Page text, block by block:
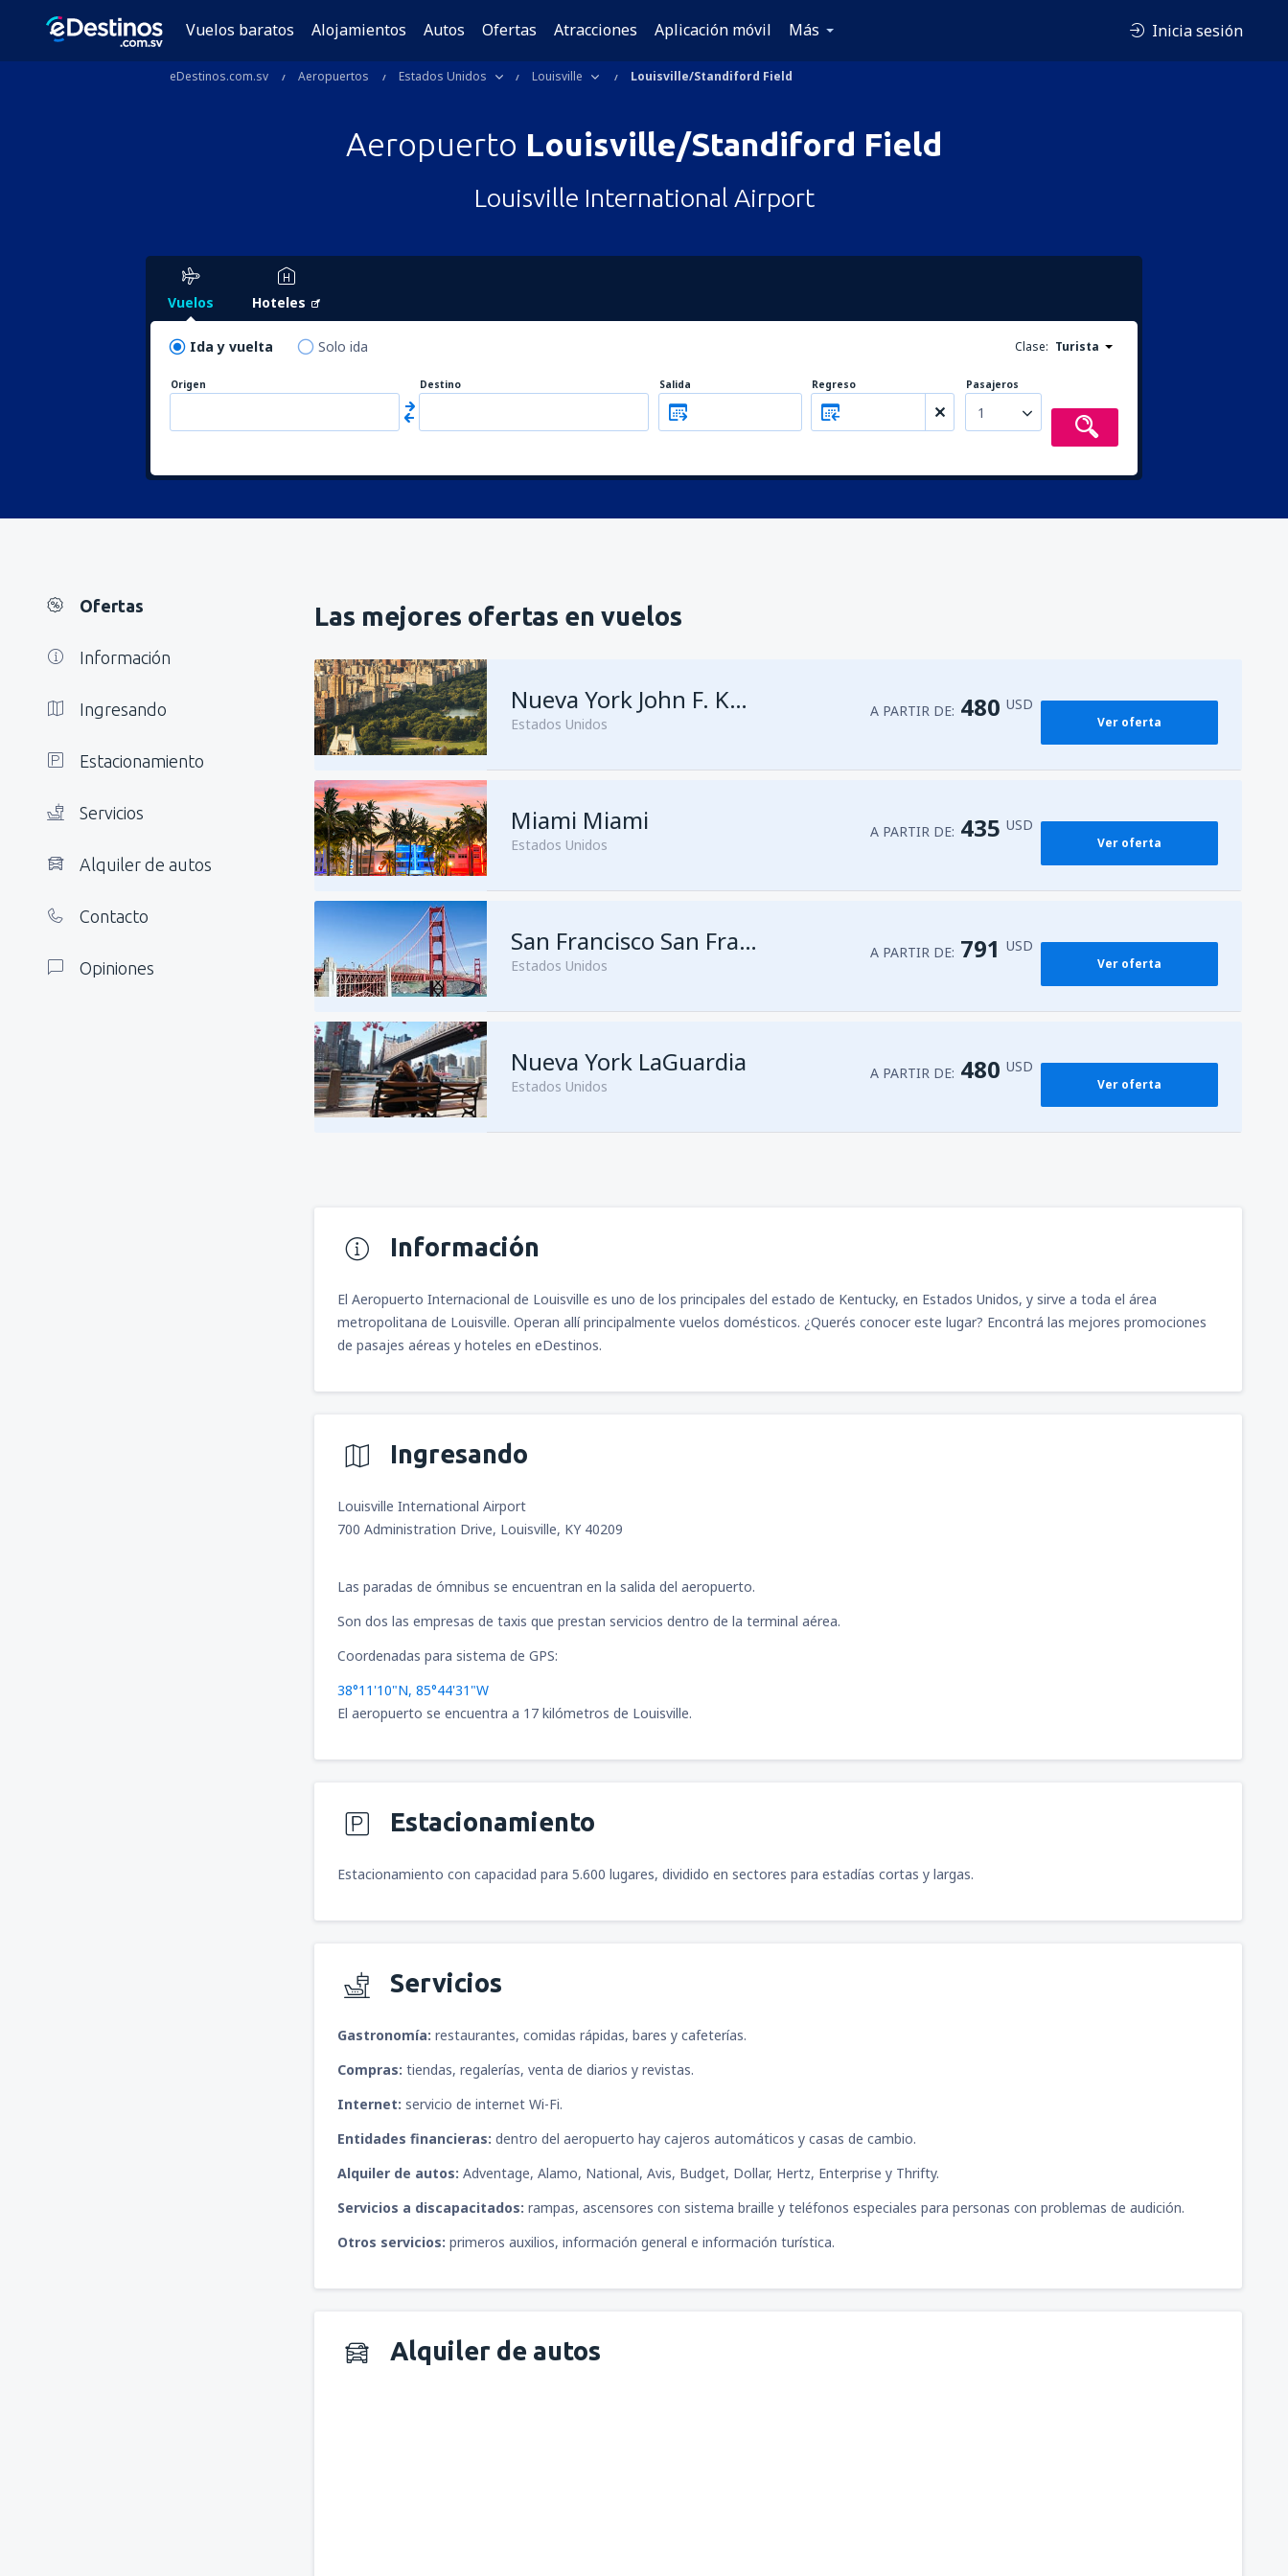
Vuelos baratos Alojamientos Autos Ofertas Atracciones Aplicación móvil Más Inicia sesión
eDestinos.com.sv Aeropuertos Estados Unidos Louisville Louisville/Standiford Field
Aeropuerto Louisville/Standiford Field
Louisville International Airport
Vuelos Hoteles
Ida y vuelta Solo ida Clase: Turista
Origen Destino Salida Regreso Pasajeros
1
Ofertas
Información
Ingresando
Estacionamiento
Servicios
Alquiler de autos
Contacto
Opiniones
Las mejores ofertas en vuelos
Nueva York John F. Kennedy
Estados Unidos
A PARTIR DE: 480 USD
Ver oferta
Miami Miami
Estados Unidos
A PARTIR DE: 435 USD
Ver oferta
San Francisco San Francisco
Estados Unidos
A PARTIR DE: 791 USD
Ver oferta
Nueva York LaGuardia
Estados Unidos
A PARTIR DE: 480 USD
Ver oferta
Información
El Aeropuerto Internacional de Louisville es uno de los principales del estado de Kentucky, en Estados Unidos, y sirve a toda el área
metropolitana de Louisville. Operan allí principalmente vuelos domésticos. ¿Querés conocer este lugar? Encontrá las mejores promociones
de pasajes aéreas y hoteles en eDestinos.
Ingresando
Louisville International Airport
700 Administration Drive, Louisville, KY 40209
Las paradas de ómnibus se encuentran en la salida del aeropuerto.
Son dos las empresas de taxis que prestan servicios dentro de la terminal aérea.
Coordenadas para sistema de GPS:
38°11'10"N, 85°44'31"W
El aeropuerto se encuentra a 17 kilómetros de Louisville.
Estacionamiento
Estacionamiento con capacidad para 5.600 lugares, dividido en sectores para estadías cortas y largas.
Servicios
Gastronomía: restaurantes, comidas rápidas, bares y cafeterías.
Compras: tiendas, regalerías, venta de diarios y revistas.
Internet: servicio de internet Wi-Fi.
Entidades financieras: dentro del aeropuerto hay cajeros automáticos y casas de cambio.
Alquiler de autos: Adventage, Alamo, National, Avis, Budget, Dollar, Hertz, Enterprise y Thrifty.
Servicios a discapacitados: rampas, ascensores con sistema braille y teléfonos especiales para personas con problemas de audición.
Otros servicios: primeros auxilios, información general e información turística.
Alquiler de autos